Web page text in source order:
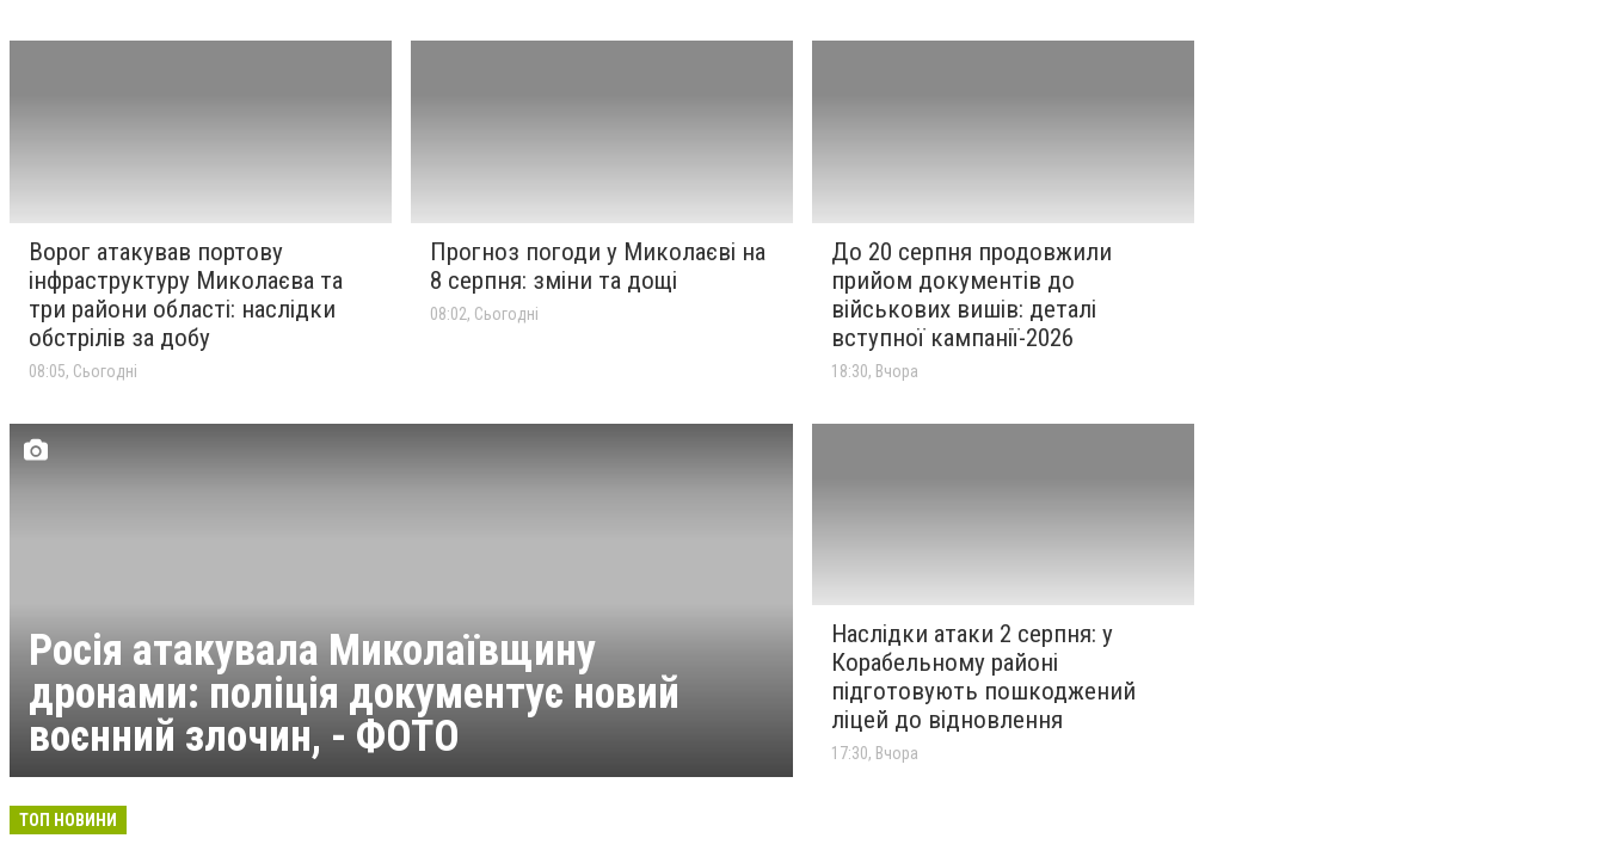
та три райони області:
Ворог атакував портову
інфраструктуру Миколаєва та
три райони області: наслідки
обстрілів за добу
08:05, Сьогодні
Прогноз погоди у Миколаєві на
8 серпня: зміни та дощі
08:02, Сьогодні
До 20 серпня продовжили
прийом документів до
військових вишів: деталі
вступної кампанії-2026
18:30, Вчора
Росія атакувала Миколаївщину
дронами: поліція документує новий
воєнний злочин, - ФОТО
Наслідки атаки 2 серпня: у
Корабельному районі
підготовують пошкоджений
ліцей до відновлення
17:30, Вчора
ТОП НОВИНИ